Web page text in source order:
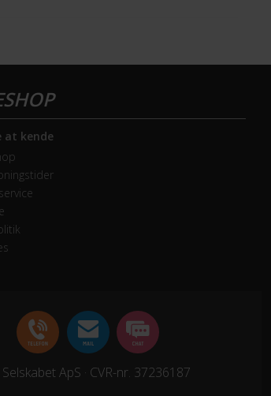
at kende
Selskabet ApS · CVR-nr. 37236187